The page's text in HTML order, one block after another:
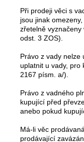
Při prodeji věci s
jsou jinak
zřetelně
odst. 3 ZOS).
Právo z vady nelze
uplatnit u vady, pro
2167 písm. a/).
Právo z vadného
kupující před
anebo pokud
Má-li věc
prodávající